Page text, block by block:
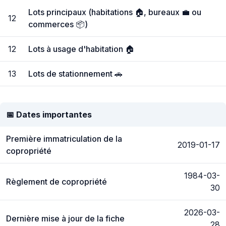
12
Lots principaux (habitations 🏠, bureaux 💼 ou
commerces 📦)
12 Lots à usage d'habitation 🏠
13 Lots de stationnement 🚗
📅 Dates importantes
Première immatriculation de la
copropriété
2019-01-17
Règlement de copropriété
1984-03-
30
Dernière mise à jour de la fiche
2026-03-